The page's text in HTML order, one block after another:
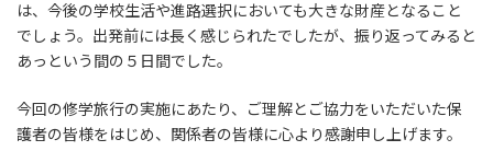
は、今後の学校生活や進路選択においても大きな財産となること
でしょう。出発前には長く感じられたでしたが、振り返ってみると
あっという間の５日間でした。
今回の修学旅行の実施にあたり、ご理解とご協力をいただいた保
護者の皆様をはじめ、関係者の皆様に心より感謝申し上げます。